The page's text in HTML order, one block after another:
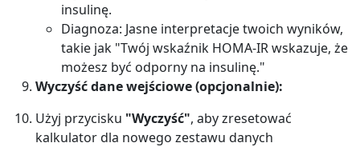
insulinę.
Diagnoza: Jasne interpretacje twoich wyników,
takie jak "Twój wskaźnik HOMA-IR wskazuje, że
możesz być odporny na insulinę."
Wyczyść dane wejściowe (opcjonalnie):
Użyj przycisku "Wyczyść", aby zresetować
kalkulator dla nowego zestawu danych